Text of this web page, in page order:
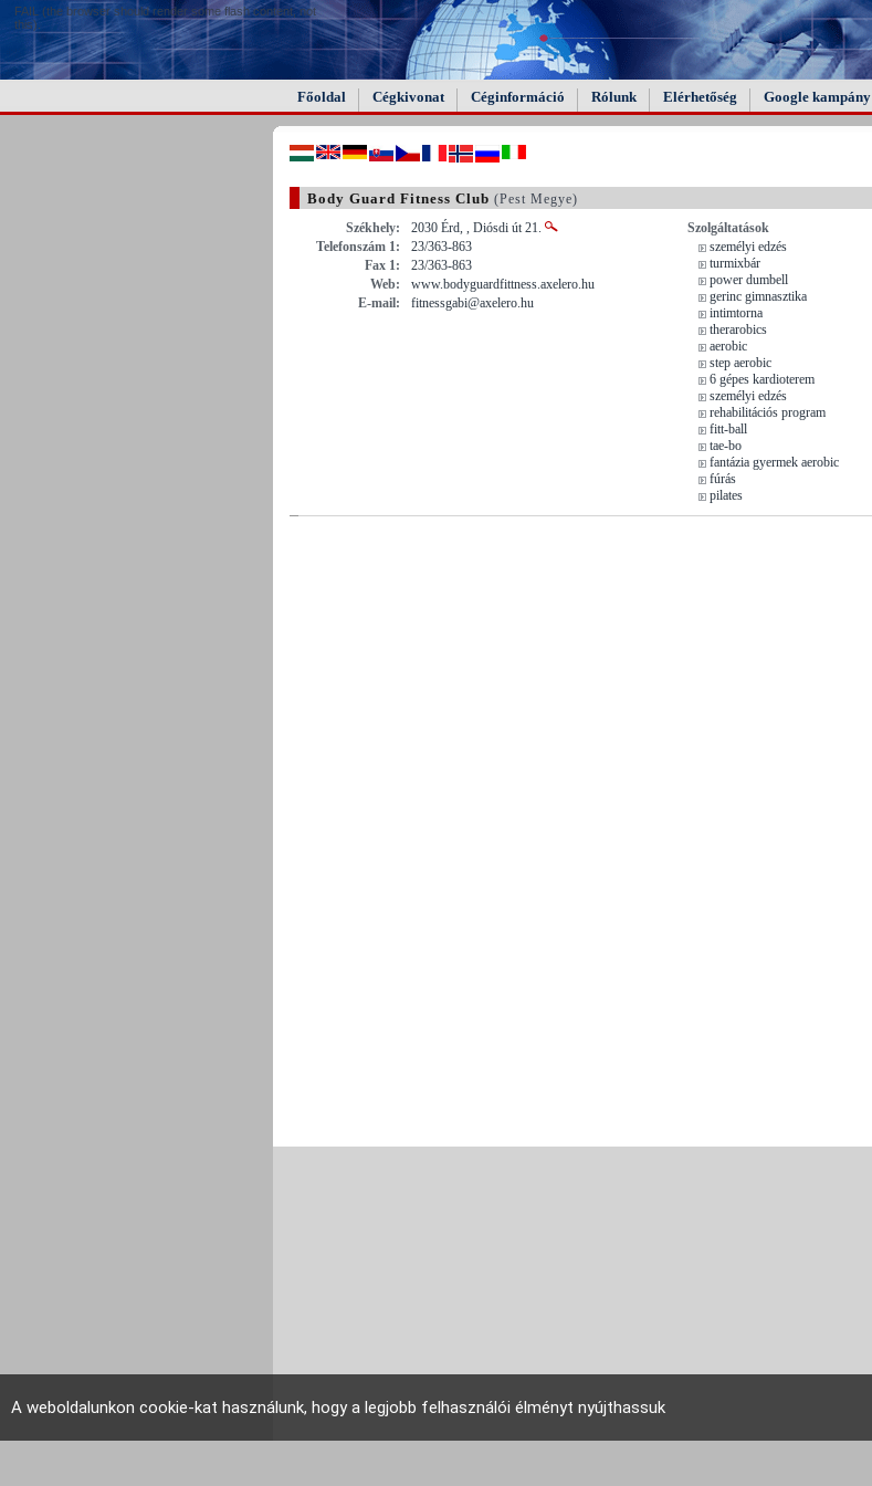
FAIL (the browser should render some flash content, not
this).
Főoldal Cégkivonat Céginformáció Rólunk Elérhetőség Google kampány
Body Guard Fitness Club (Pest Megye)
Székhely:
2030 Érd, , Diósdi út 21.
Telefonszám 1:
23/363-863
Fax 1:
23/363-863
Web:
www.bodyguardfittness.axelero.hu
E-mail:
fitnessgabi@axelero.hu
Szolgáltatások
személyi edzés
turmixbár
power dumbell
gerinc gimnasztika
intimtorna
therarobics
aerobic
step aerobic
6 gépes kardioterem
személyi edzés
rehabilitációs program
fitt-ball
tae-bo
fantázia gyermek aerobic
fúrás
pilates
A weboldalunkon cookie-kat használunk, hogy a legjobb felhasználói élményt nyújthassuk